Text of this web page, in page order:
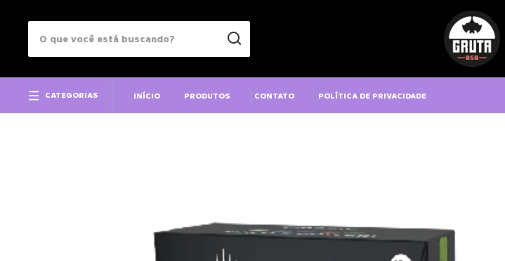
CATEGORIAS INÍCIO PRODUTOS CONTATO POLÍTICA DE PRIVACIDADE